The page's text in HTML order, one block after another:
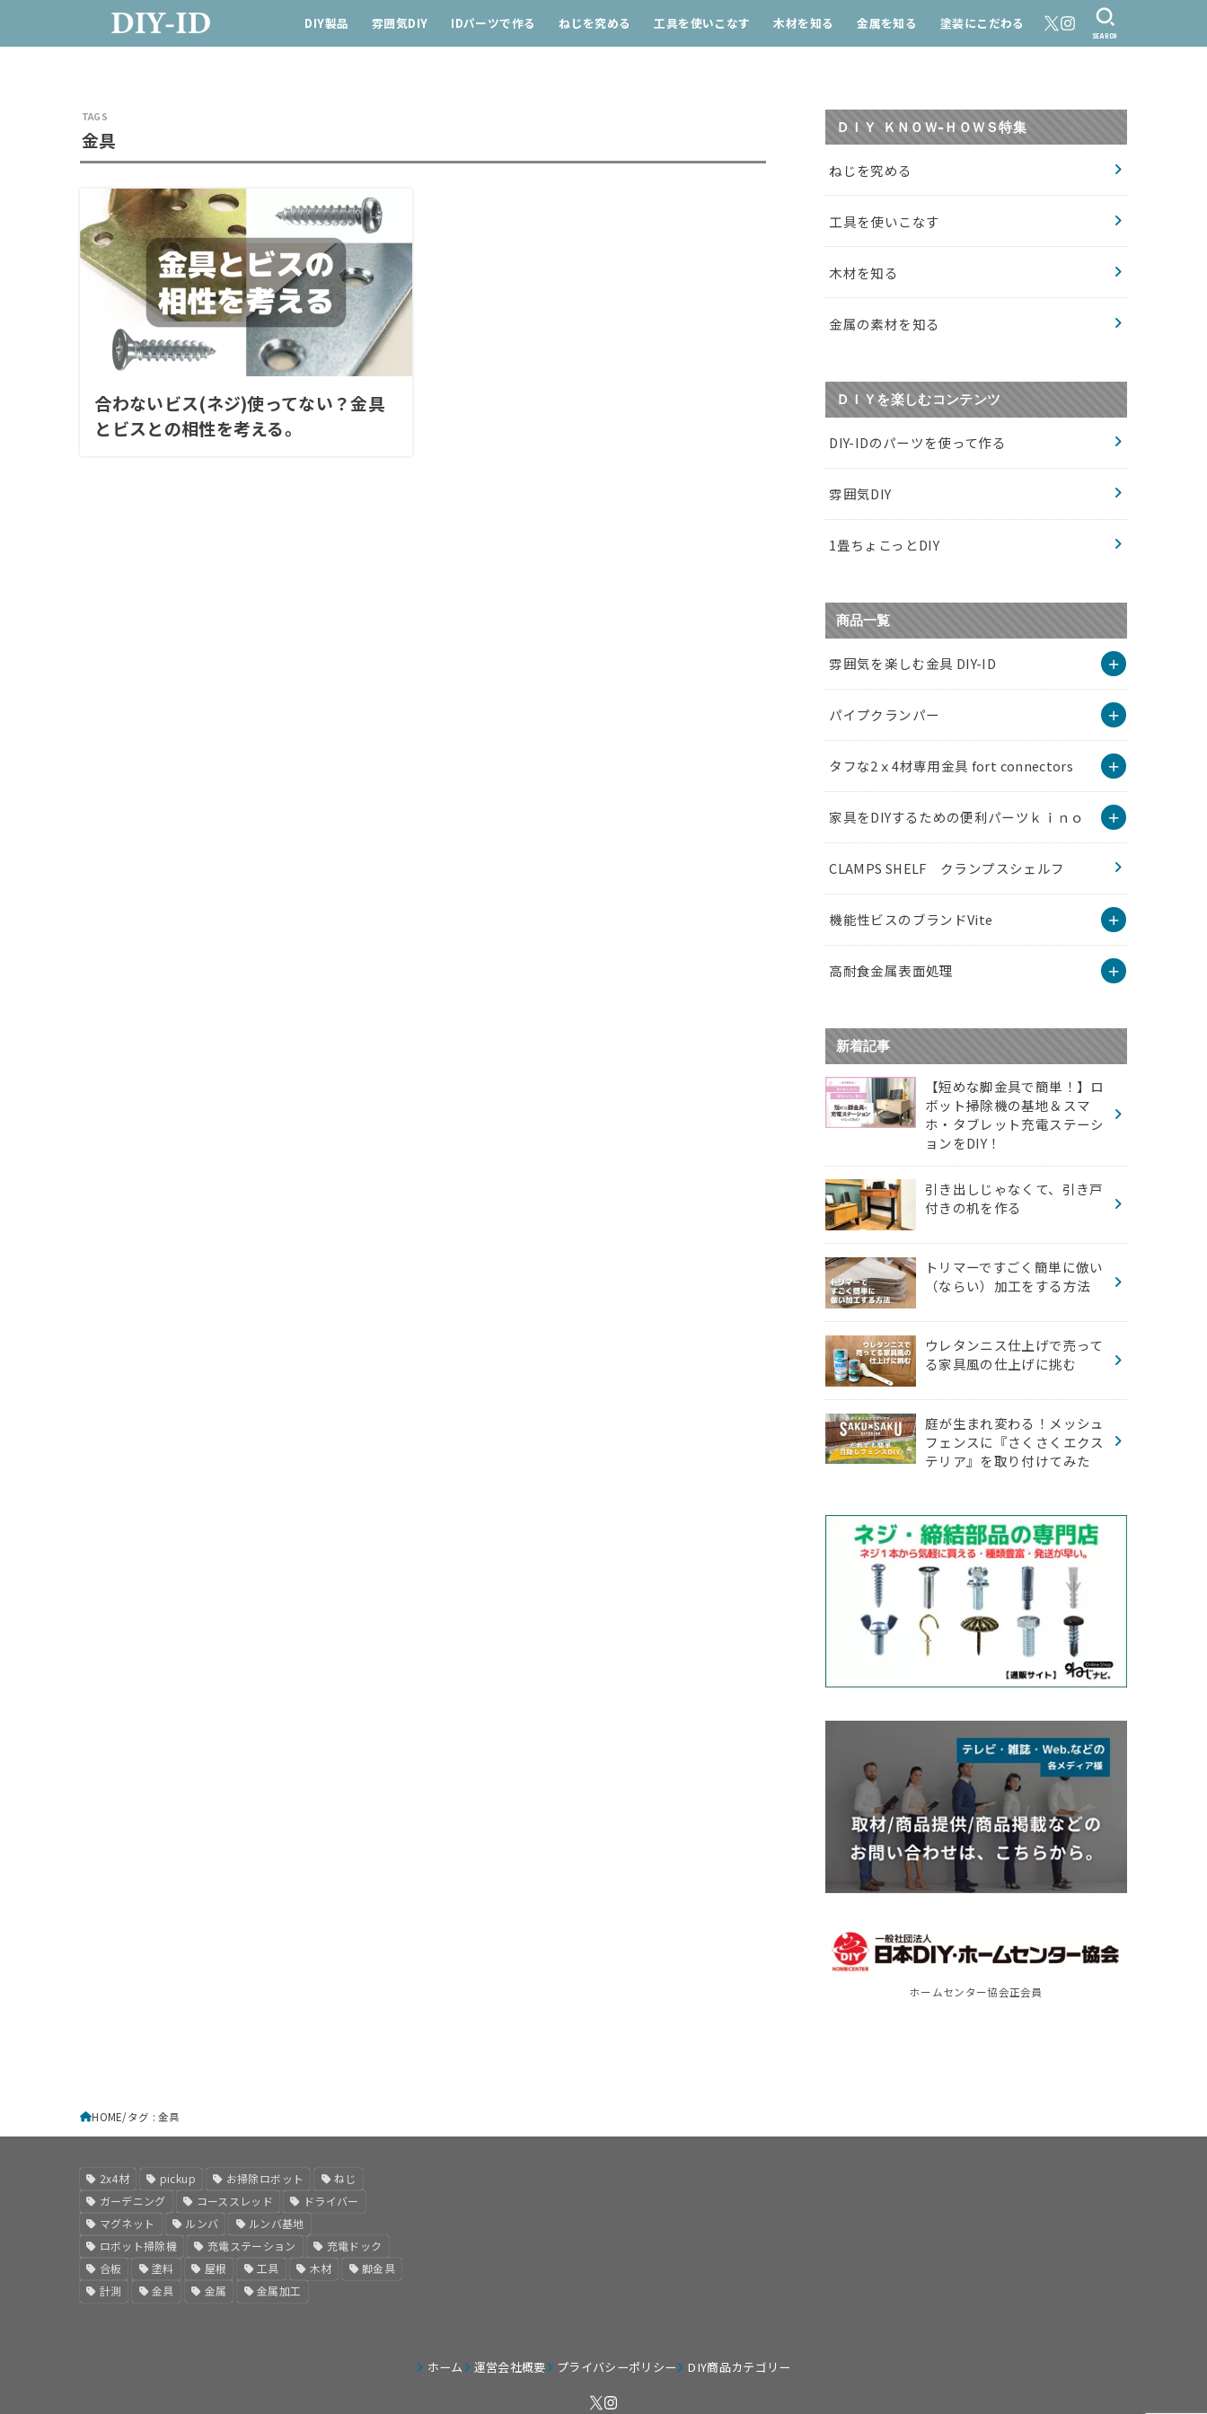
DIY製品 雰囲気DIY IDパーツで作る ねじを究める 工具を使いこなす 木材を知る 金属を知る 塗装にこだわる
SEARCH
金具
合わないビス(ネジ)使ってない？金具
とビスとの相性を考える。
ＤＩＹ ＫＮＯＷ-ＨＯＷＳ特集
ねじを究める
工具を使いこなす
木材を知る
金属の素材を知る
ＤＩＹを楽しむコンテンツ
DIY-IDのパーツを使って作る
雰囲気DIY
1畳ちょこっとDIY
商品一覧
雰囲気を楽しむ金具 DIY-ID
パイプクランパー
タフな2ｘ4材専用金具 fort connectors
家具をDIYするための便利パーツｋｉｎｏ
CLAMPS SHELF クランプスシェルフ
機能性ビスのブランドVite
高耐食金属表面処理
新着記事
【短めな脚金具で簡単！】ロ
ボット掃除機の基地＆スマ
ホ・タブレット充電ステーシ
ョンをDIY！
引き出しじゃなくて、引き戸
付きの机を作る
トリマーですごく簡単に倣い
（ならい）加工をする方法
ウレタンニス仕上げで売って
る家具風の仕上げに挑む
庭が生まれ変わる！メッシュ
フェンスに『さくさくエクス
テリア』を取り付けてみた
ホームセンター協会正会員
HOME タグ : 金具
2x4材 pickup お掃除ロボット
ねじ
ガーデニング
コーススレッド
ドライバー
マグネット
ルンバ
ルンバ基地
ロボット掃除機
充電ステーション
充電ドック
合板
塗料 屋根 工具 木材
脚金具
計測
金具 金属 金属加工
ホーム 運営会社概要 プライバシーポリシー DIY商品カテゴリー